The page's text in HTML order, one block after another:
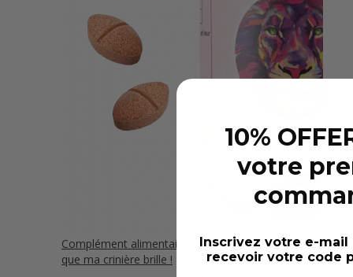
Complément alimentaire cheveux "pastilles" : Pour
que ma crinière brille !
10%
votre
Inscrivez votre e-
recevoir votre code